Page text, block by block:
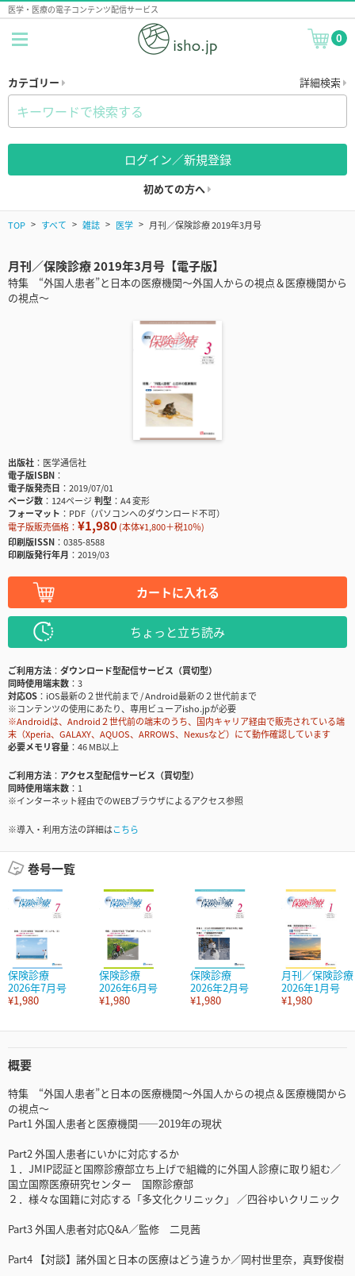
医学・医療の電子コンテンツ配信サービス
0
カテゴリー 詳細検索
ログイン／新規登録
初めての方へ
TOP すべて 雑誌 医学 月刊／保険診療 2019年3月号
月刊／保険診療 2019年3月号【電子版】
特集 “外国人患者”と日本の医療機関～外国人からの視点＆医療機関から
の視点～
出版社
医学通信社
電子版ISBN
電子版発売日
2019/07/01
ページ数
124ページ判型
A4 変形
フォーマット
PDF（パソコンへのダウンロード不可）
電子版販売価格： ¥1,980(本体¥1,800＋税10％)
印刷版ISSN
0385-8588
印刷版発行年月
2019/03
カートに入れる
ちょっと立ち読み
ご利用方法
ダウンロード型配信サービス（買切型）
同時使用端末数
3
対応OS
iOS最新の２世代前まで / Android最新の２世代前まで
※コンテンツの使用にあたり、専用ビューアisho.jpが必要
※Androidは、Android２世代前の端末のうち、国内キャリア経由で販売されている端
末（Xperia、GALAXY、AQUOS、ARROWS、Nexusなど）にて動作確認しています
必要メモリ容量
46 MB以上
ご利用方法
アクセス型配信サービス（買切型）
同時使用端末数
1
※インターネット経由でのWEBブラウザによるアクセス参照
※導入・利用方法の詳細はこちら
巻号一覧
保険診療
2026年7月号
¥1,980
保険診療
2026年6月号
¥1,980
保険診療
2026年2月号
¥1,980
月刊／保険診療
2026年1月号
¥1,980
概要
特集 “外国人患者”と日本の医療機関～外国人からの視点＆医療機関から
の視点～
Part1 外国人患者と医療機関――2019年の現状
Part2 外国人患者にいかに対応するか
１．JMIP認証と国際診療部立ち上げで組織的に外国人診療に取り組む／
国立国際医療研究センター 国際診療部
２．様々な国籍に対応する「多文化クリニック」 ／四谷ゆいクリニック
Part3 外国人患者対応Q&A／監修 二見茜
Part4 【対談】諸外国と日本の医療はどう違うか／岡村世里奈，真野俊樹